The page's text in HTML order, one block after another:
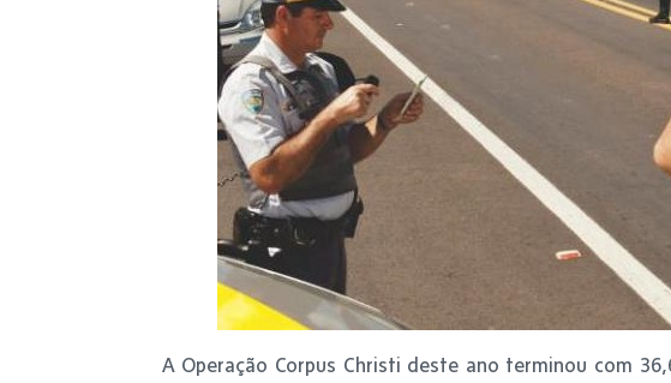
A Operação Corpus Christi deste ano terminou com